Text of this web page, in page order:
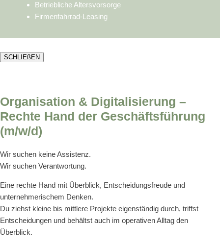
Betriebliche Altersvorsorge
Firmenfahrrad-Leasing
SCHLIEßEN
Organisation & Digitalisierung –
Rechte Hand der Geschäftsführung
(m/w/d)
Wir suchen keine Assistenz.
Wir suchen Verantwortung.
Eine rechte Hand mit Überblick, Entscheidungsfreude und
unternehmerischem Denken.
Du ziehst kleine bis mittlere Projekte eigenständig durch, triffst
Entscheidungen und behältst auch im operativen Alltag den
Überblick.